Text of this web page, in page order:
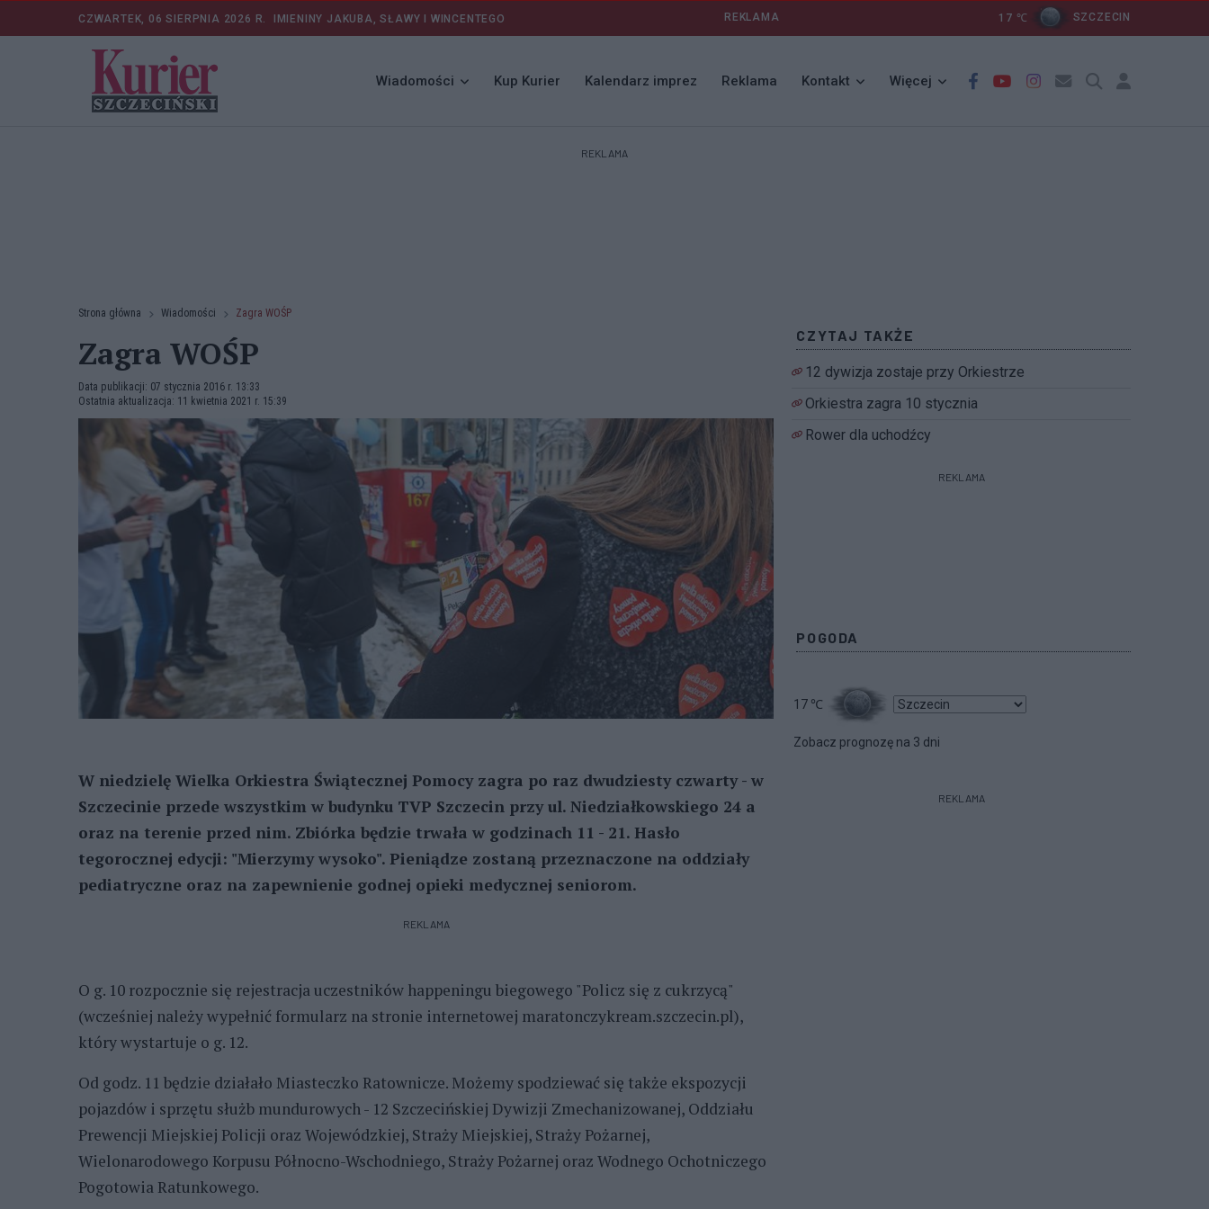
CZWARTEK, 06 SIERPNIA 2026 R. IMIENINY JAKUBA, SŁAWY I WINCENTEGO REKLAMA 17 ℃ SZCZECIN
Wiadomości Kup Kurier Kalendarz imprez Reklama Kontakt Więcej
REKLAMA
Strona główna Wiadomości Zagra WOŚP
Zagra WOŚP
Data publikacji: 07 stycznia 2016 r. 13:33
Ostatnia aktualizacja: 11 kwietnia 2021 r. 15:39
W niedzielę Wielka Orkiestra Świątecznej Pomocy zagra po raz dwudziesty czwarty - w
Szczecinie przede wszystkim w budynku TVP Szczecin przy ul. Niedziałkowskiego 24 a
oraz na terenie przed nim. Zbiórka będzie trwała w godzinach 11 - 21. Hasło
tegorocznej edycji: "Mierzymy wysoko". Pieniądze zostaną przeznaczone na oddziały
pediatryczne oraz na zapewnienie godnej opieki medycznej seniorom.
REKLAMA
O g. 10 rozpocznie się rejestracja uczestników happeningu biegowego "Policz się z cukrzycą"
(wcześniej należy wypełnić formularz na stronie internetowej maratonczykream.szczecin.pl),
który wystartuje o g. 12.
Od godz. 11 będzie działało Miasteczko Ratownicze. Możemy spodziewać się także ekspozycji
pojazdów i sprzętu służb mundurowych - 12 Szczecińskiej Dywizji Zmechanizowanej, Oddziału
Prewencji Miejskiej Policji oraz Wojewódzkiej, Straży Miejskiej, Straży Pożarnej,
Wielonarodowego Korpusu Północno-Wschodniego, Straży Pożarnej oraz Wodnego Ochotniczego
Pogotowia Ratunkowego.
CZYTAJ TAKŻE
12 dywizja zostaje przy Orkiestrze
Orkiestra zagra 10 stycznia
Rower dla uchodźcy
REKLAMA
POGODA
17 ℃
Zobacz prognozę na 3 dni
REKLAMA